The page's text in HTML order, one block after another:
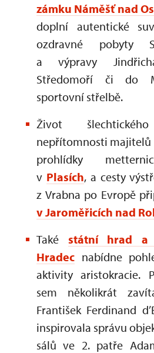
zámku Náměšť nad
doplní autentické
ozdravné pobyty
a výpravy
Středomoří či do
sportovní střelbě.
Život
nepřítomnosti
prohlídky
v Plasích, a cesty
z Vrabna po Evropě
v Jaroměřicích nad
Také státní hrad a
Hradec nabídne
aktivity aristokracie.
sem několikrát
František Ferdinand
inspirovala správu
sálů ve 2. patře